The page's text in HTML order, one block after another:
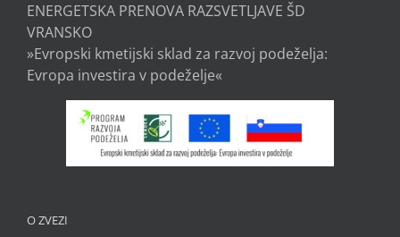
ENERGETSKA PRENOVA RAZSVETLJAVE ŠD
VRANSKO
»Evropski kmetijski sklad za razvoj podeželja:
Evropa investira v podeželje«
O ZVEZI